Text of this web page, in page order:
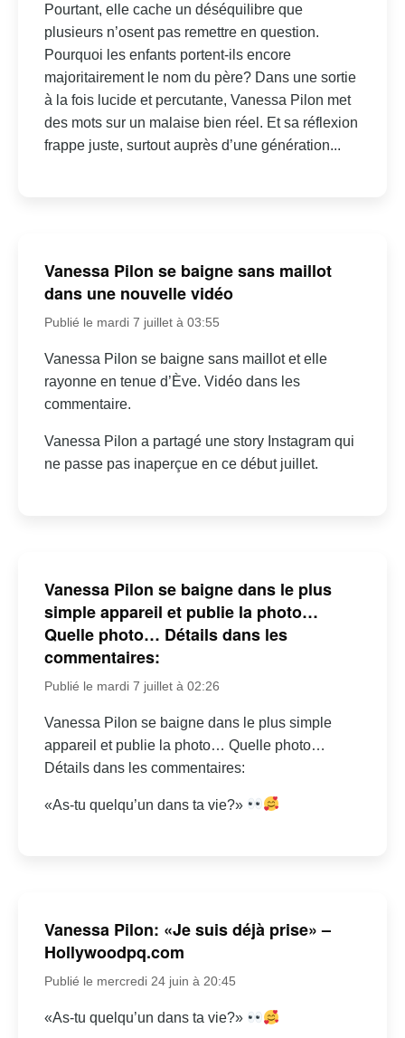
Pourtant, elle cache un déséquilibre que
plusieurs n’osent pas remettre en question.
Pourquoi les enfants portent-ils encore
majoritairement le nom du père? Dans une sortie
à la fois lucide et percutante, Vanessa Pilon met
des mots sur un malaise bien réel. Et sa réflexion
frappe juste, surtout auprès d’une génération...
Vanessa Pilon se baigne sans maillot
dans une nouvelle vidéo
Publié le mardi 7 juillet à 03:55
Vanessa Pilon se baigne sans maillot et elle
rayonne en tenue d’Ève. Vidéo dans les
commentaire.
Vanessa Pilon a partagé une story Instagram qui
ne passe pas inaperçue en ce début juillet.
Vanessa Pilon se baigne dans le plus
simple appareil et publie la photo…
Quelle photo… Détails dans les
commentaires:
Publié le mardi 7 juillet à 02:26
Vanessa Pilon se baigne dans le plus simple
appareil et publie la photo… Quelle photo…
Détails dans les commentaires:
«As-tu quelqu’un dans ta vie?»
Vanessa Pilon: «Je suis déjà prise» –
Hollywoodpq.com
Publié le mercredi 24 juin à 20:45
«As-tu quelqu’un dans ta vie?»